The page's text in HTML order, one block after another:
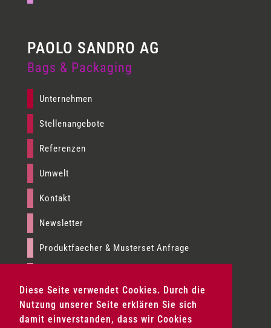
Diese Seite verwendet Cookies. Durch die
Nutzung unserer Seite erklären Sie sich
damit einverstanden, dass wir Cookies
Bags & Packaging
Unternehmen
Stellenangebote
Referenzen
Umwelt
Kontakt
Newsletter
Produktfaecher & Musterset Anfrage
AGB